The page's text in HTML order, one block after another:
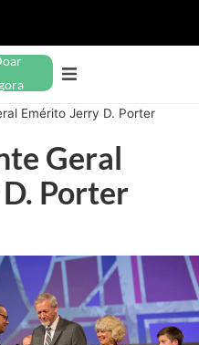
Emérito Jerry D. Porter
Geral
Porter